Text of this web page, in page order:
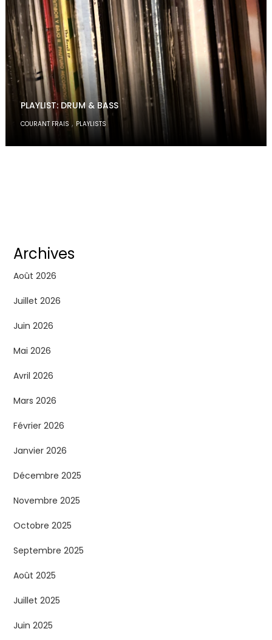
PLAYLIST: DRUM & BASS
COURANT FRAIS , PLAYLISTS
Archives
Août 2026
Juillet 2026
Juin 2026
Mai 2026
Avril 2026
Mars 2026
Février 2026
Janvier 2026
Décembre 2025
Novembre 2025
Octobre 2025
Septembre 2025
Août 2025
Juillet 2025
Juin 2025